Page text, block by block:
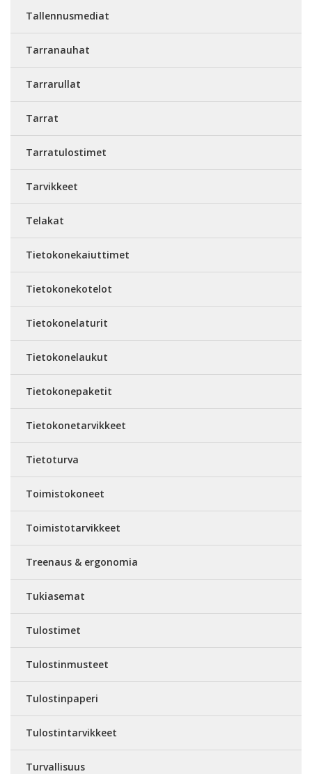
Tallennusmediat
Tarranauhat
Tarrarullat
Tarrat
Tarratulostimet
Tarvikkeet
Telakat
Tietokonekaiuttimet
Tietokonekotelot
Tietokonelaturit
Tietokonelaukut
Tietokonepaketit
Tietokonetarvikkeet
Tietoturva
Toimistokoneet
Toimistotarvikkeet
Treenaus & ergonomia
Tukiasemat
Tulostimet
Tulostinmusteet
Tulostinpaperi
Tulostintarvikkeet
Turvallisuus